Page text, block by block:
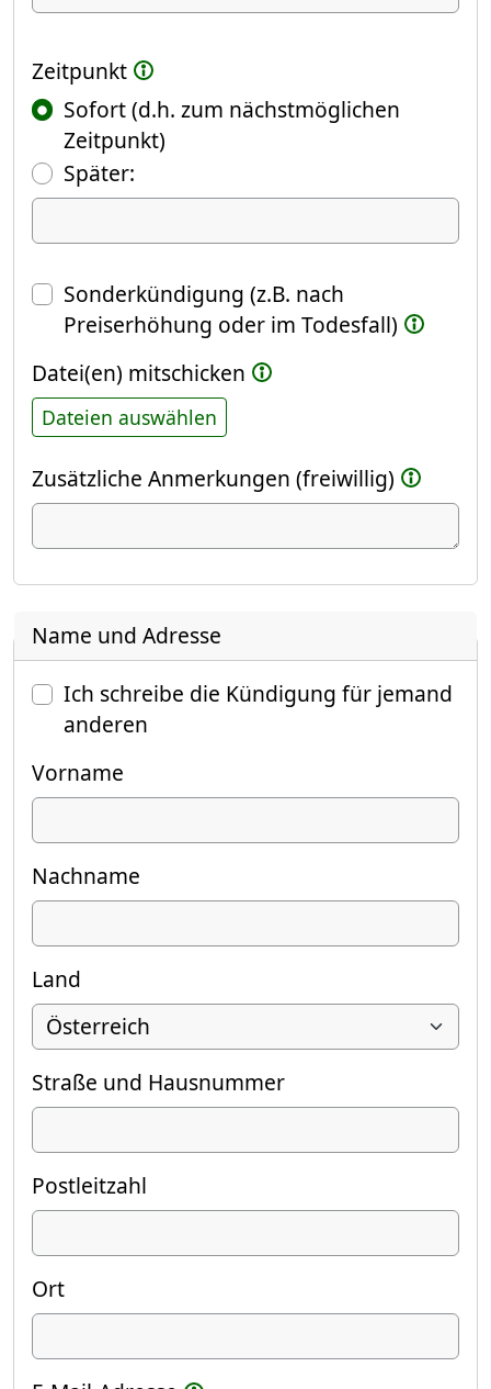
Zeitpunkt
Sofort (d.h. zum nächstmöglichen
Zeitpunkt)
Später:(Fokus springt automatisch ins
Datum
Sonderkündigung (z.B. nach
Preiserhöhung oder im Todesfall)
Datei(en) mitschicken
Dateien auswählen
Zusätzliche Anmerkungen (freiwillig)
Name und Adresse
Ich schreibe die Kündigung für jemand
anderen
Vorname
Nachname
Land
Straße und Hausnummer
Postleitzahl
Ort